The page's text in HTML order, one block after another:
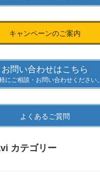
キャンペーンのご案内
お問い合わせはこちら
にご相談・お問い合わせください。
よくあるご質問
カテゴリー